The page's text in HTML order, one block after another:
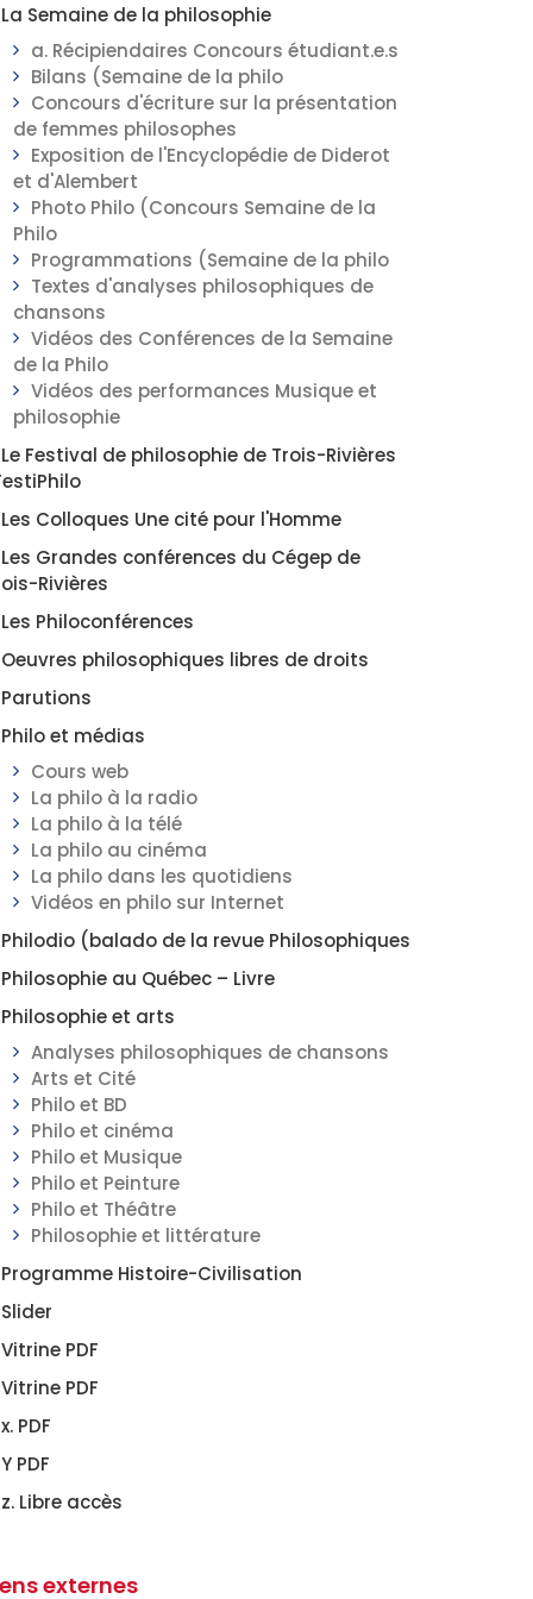
La Semaine de la philosophie
a. Récipiendaires Concours étudiant.e.s
Bilans (Semaine de la philo
Concours d'écriture sur la présentation
de femmes philosophes
Exposition de l'Encyclopédie de Diderot
et d'Alembert
Photo Philo (Concours Semaine de la
Philo
Programmations (Semaine de la philo
Textes d'analyses philosophiques de
chansons
Vidéos des Conférences de la Semaine
de la Philo
Vidéos des performances Musique et
philosophie
Le Festival de philosophie de Trois-Rivières
Les Colloques Une cité pour l'Homme
Les Grandes conférences du Cégep de
Rivières
Les Philoconférences
Oeuvres philosophiques libres de droits
Parutions
Philo et médias
Cours web
La philo à la radio
La philo à la télé
La philo au cinéma
La philo dans les quotidiens
Vidéos en philo sur Internet
Philodio (balado de la revue Philosophiques
Philosophie au Québec – Livre
Philosophie et arts
Analyses philosophiques de chansons
Arts et Cité
Philo et BD
Philo et cinéma
Philo et Musique
Philo et Peinture
Philo et Théâtre
Philosophie et littérature
Programme Histoire-Civilisation
Slider
Vitrine PDF
Vitrine PDF
x. PDF
Y PDF
z. Libre accès
externes